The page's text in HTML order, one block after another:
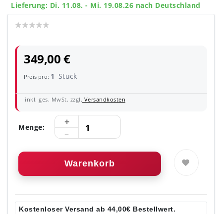
Lieferung: Di. 11.08. - Mi. 19.08.26 nach Deutschland
349,00 €
Preis pro: 1 Stück
inkl. ges. MwSt. zzgl. Versandkosten
Menge:
Warenkorb
Kostenloser Versand ab 44,00€ Bestellwert.